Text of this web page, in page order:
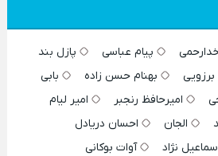
پیام عباسی
پازل بند
بهنام حسن زاده
بابی
امیرحافظ رنجبر
امیر لیام
الجان
احسان دریادل
نژاد
آوات بوکانی